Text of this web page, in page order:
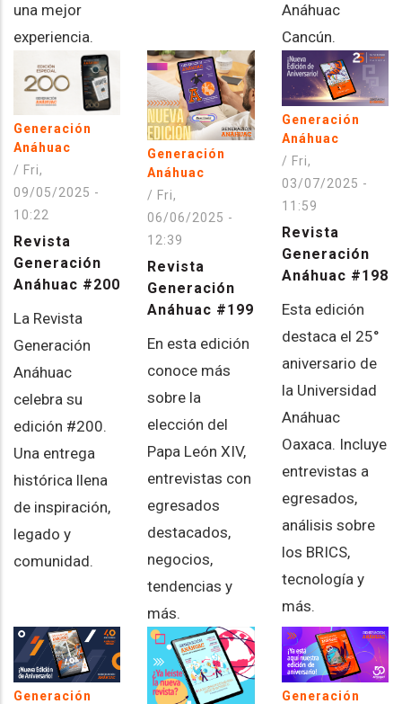
una mejor
experiencia.
Anáhuac
Cancún.
Generación
Anáhuac
/ Fri,
09/05/2025 -
10:22
Revista
Generación
Anáhuac #200
La Revista
Generación
Anáhuac
celebra su
edición #200.
Una entrega
histórica llena
de inspiración,
legado y
comunidad.
Generación
Anáhuac
/ Fri,
06/06/2025 -
12:39
Revista
Generación
Anáhuac #199
En esta edición
conoce más
sobre la
elección del
Papa León XIV,
entrevistas con
egresados
destacados,
negocios,
tendencias y
más.
Generación
Anáhuac
/ Fri,
03/07/2025 -
11:59
Revista
Generación
Anáhuac #198
Esta edición
destaca el 25°
aniversario de
la Universidad
Anáhuac
Oaxaca. Incluye
entrevistas a
egresados,
análisis sobre
los BRICS,
tecnología y
más.
Generación
Generación